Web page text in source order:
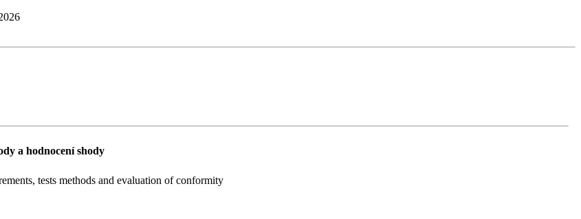
a hodnocení shody
tests methods and evaluation of conformity